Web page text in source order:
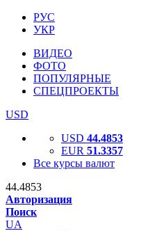
РУС
УКР
ВИДЕО
ФОТО
ПОПУЛЯРНЫЕ
СПЕЦПРОЕКТЫ
USD
USD 44.4853
EUR 51.3357
Все курсы валют
44.4853
Авторизация
Поиск
UA